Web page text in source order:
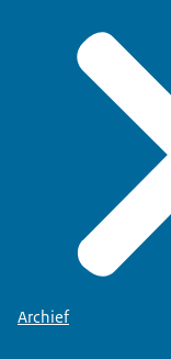
Archief